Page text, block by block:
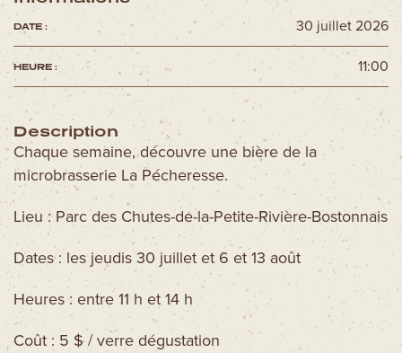
DATE : 30 juillet 2026
HEURE : 11:00
Description
Chaque semaine, découvre une bière de la
microbrasserie La Pécheresse.
Lieu : Parc des Chutes-de-la-Petite-Rivière-Bostonnais
Dates : les jeudis 30 juillet et 6 et 13 août
Heures : entre 11 h et 14 h
Coût : 5 $ / verre dégustation